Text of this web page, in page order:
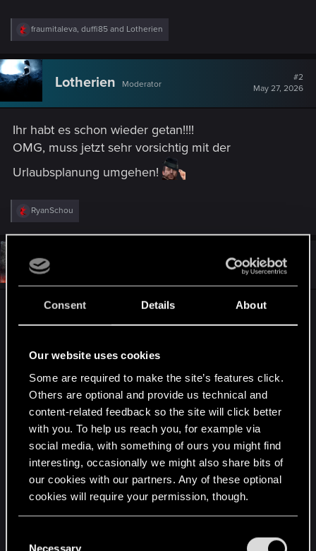
Consent Details About
Our website uses cookies
Some are required to make the site’s features click.
Others are optional and provide us technical and
content-related feedback so the site will click better
with you. To help us reach you, for example via
social media, with something of ours you might find
interesting, occasionally we might also share bits of
our cookies with our partners. Any of these optional
cookies will require your permission, though.
and tweak your preferences regarding them in the
Necessary
R
e
c
t
n
:
fraumitaleva, duffi85 and Lotherien
Lotherien Moderator
#2
May 27, 2026
Ihr habt es schon wieder getan!!!!
OMG, muss jetzt sehr vorsichtig mit der
Urlaubsplanung umgehen!
R
e
a
i
n
RyanSchou
May 27, 2026
Wie gerade schon im englischen Teil geschrieben,
bin ich ja überzeugt das wir nun wissen, warum
eine neue Produktion und 'ne NDA abgesagt
hatten. Wenn ich sie mir damals also schon nicht
anhören konnte, dann hoffentlich wieder in
Kooperation mit PT Adamczyk in Songs of the
Past.
Außerdem, Ryan, ich habe dich noch nie um
etwas gebeten. Aber bitti bitti mach 'ne physische
Limited Edtion klar, die das Skellige Gwent Deck
damals bei HoS und BaW. Ganz egal, Hauptsache